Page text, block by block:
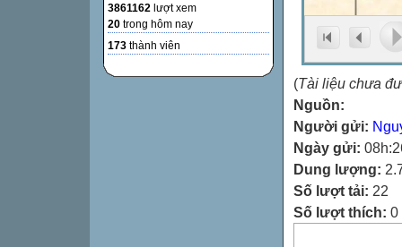
3861162 lượt xem
20 trong hôm nay
173 thành viên
(Tài liệu chưa
Nguồn:
Người gửi:
Ngày gửi:
Dung lượng:
Số lượt tải: 22
Số lượt thích: 0